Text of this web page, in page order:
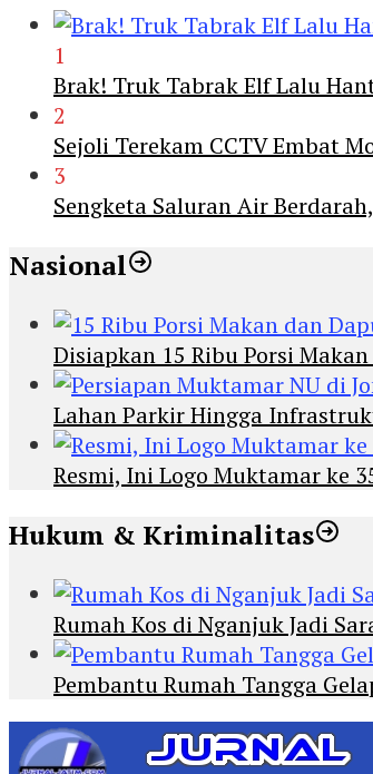
1
Brak! Truk Tabrak Elf Lalu
2
Sejoli Terekam CCTV Embat
3
Sengketa Saluran Air
Nasional
Disiapkan 15 Ribu Porsi
Lahan Parkir Hingga
Resmi, Ini Logo Muktamar ke
Hukum & Kriminalitas
Rumah Kos di Nganjuk Jadi
Pembantu Rumah Tangga